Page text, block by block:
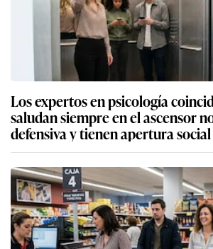
Los expertos en psicología
saludan siempre en el ascensor
defensiva y tienen apertura social